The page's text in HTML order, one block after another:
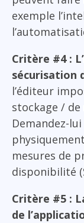
exemple
Critère #4 :
sécurisation
l’éditeur
stockage /
Demandez-
mesures de
disponibilité
Critère #5 :
de